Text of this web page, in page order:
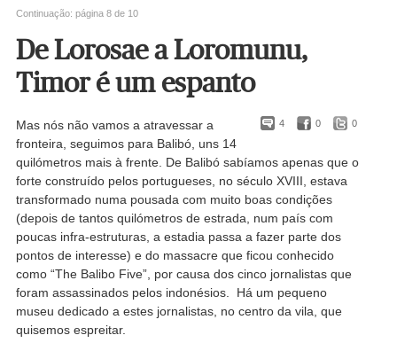
Continuação: página 8 de 10
De Lorosae a Loromunu,
Timor é um espanto
4 0 0
Mas nós não vamos a atravessar a
fronteira, seguimos para Balibó, uns 14
quilómetros mais à frente. De Balibó sabíamos apenas que o
forte construído pelos portugueses, no século XVIII, estava
transformado numa pousada com muito boas condições
(depois de tantos quilómetros de estrada, num país com
poucas infra-estruturas, a estadia passa a fazer parte dos
pontos de interesse) e do massacre que ficou conhecido
como “The Balibo Five”, por causa dos cinco jornalistas que
foram assassinados pelos indonésios. Há um pequeno
museu dedicado a estes jornalistas, no centro da vila, que
quisemos espreitar.